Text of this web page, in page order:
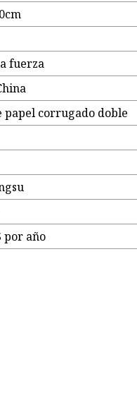
fuerza
papel corrugado doble
por año